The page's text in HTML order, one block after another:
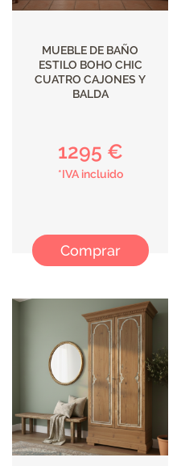
MUEBLE DE BAÑO
ESTILO BOHO CHIC
CUATRO CAJONES Y
BALDA
1295 €
*IVA incluido
Comprar